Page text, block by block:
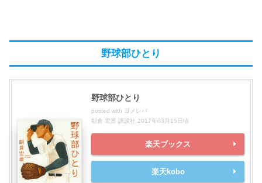
野球部ひとり
野球部ひとり
posted with ヨメレバ
朝倉 宏景 講談社 2017年03月15日頃
楽天ブックス
楽天kobo